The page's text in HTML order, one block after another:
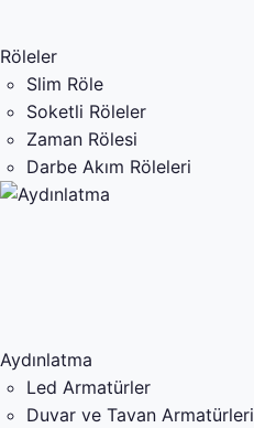
Röleler
Slim Röle
Soketli Röleler
Zaman Rölesi
Darbe Akım Röleleri
Aydınlatma
Led Armatürler
Duvar ve Tavan Armatürleri